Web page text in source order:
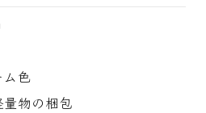
ム色
量物の梱包